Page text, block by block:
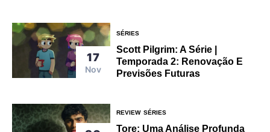
17
Nov
SÉRIES
Scott Pilgrim: A Série |
Temporada 2: Renovação E
Previsões Futuras
REVIEW SÉRIES
Tore: Uma Análise Profunda